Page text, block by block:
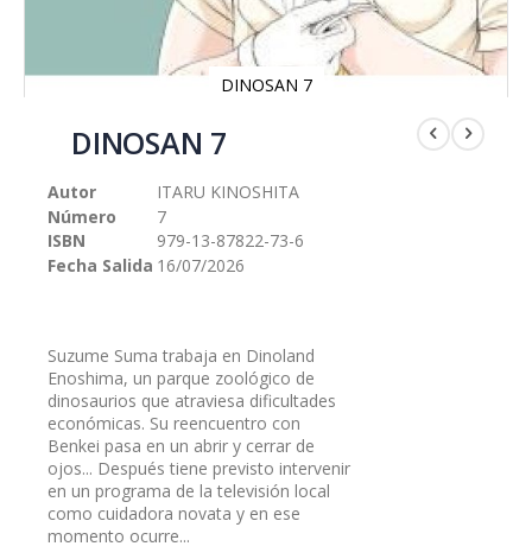
DINOSAN 7
comienzo
galería
imágenes
DINOSAN 7
Autor
ITARU KINOSHITA
Número
7
ISBN
979-13-87822-73-6
Fecha Salida 16/07/2026
Suzume Suma trabaja en Dinoland
Enoshima, un parque zoológico de
dinosaurios que atraviesa dificultades
económicas. Su reencuentro con
Benkei pasa en un abrir y cerrar de
ojos... Después tiene previsto intervenir
en un programa de la televisión local
como cuidadora novata y en ese
momento ocurre...